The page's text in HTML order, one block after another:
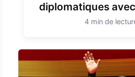
diplomatiques
4 min de